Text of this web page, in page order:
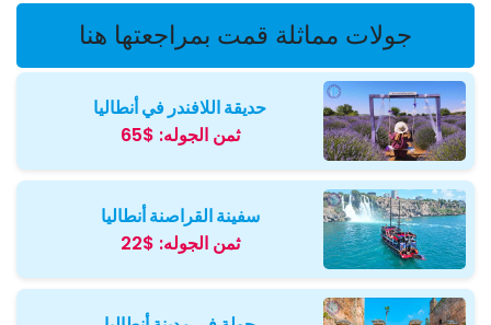
جولات مماثلة قمت بمراجعتها هنا
حديقة اللافندر في أنطاليا
ثمن الجوله: $65
سفينة القراصنة أنطاليا
ثمن الجوله: $22